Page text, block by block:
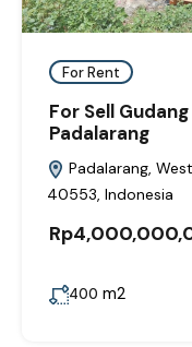
For Rent
For Sell
Padalarang
Padalarang,
40553, Indonesia
400 m2